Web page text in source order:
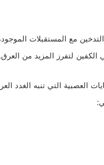
مع المستقبلات
الكفين لتفرز المزيد من العرق.
العصبية التي تنبه الغدد